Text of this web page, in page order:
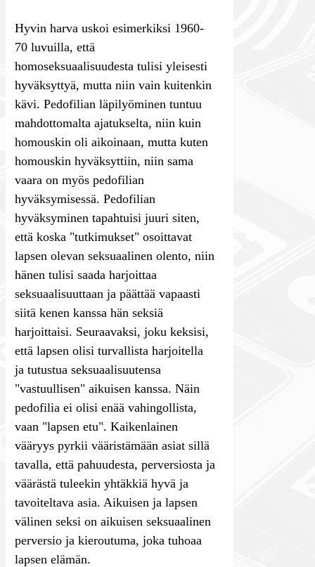
Hyvin harva uskoi esimerkiksi 1960-
70 luvuilla, että
homoseksuaalisuudesta tulisi yleisesti
hyväksyttyä, mutta niin vain kuitenkin
kävi. Pedofilian läpilyöminen tuntuu
mahdottomalta ajatukselta, niin kuin
homouskin oli aikoinaan, mutta kuten
homouskin hyväksyttiin, niin sama
vaara on myös pedofilian
hyväksymisessä. Pedofilian
hyväksyminen tapahtuisi juuri siten,
että koska "tutkimukset" osoittavat
lapsen olevan seksuaalinen olento, niin
hänen tulisi saada harjoittaa
seksuaalisuuttaan ja päättää vapaasti
siitä kenen kanssa hän seksiä
harjoittaisi. Seuraavaksi, joku keksisi,
että lapsen olisi turvallista harjoitella
ja tutustua seksuaalisuutensa
"vastuullisen" aikuisen kanssa. Näin
pedofilia ei olisi enää vahingollista,
vaan "lapsen etu". Kaikenlainen
vääryys pyrkii vääristämään asiat sillä
tavalla, että pahuudesta, perversiosta ja
väärästä tuleekin yhtäkkiä hyvä ja
tavoiteltava asia. Aikuisen ja lapsen
välinen seksi on aikuisen seksuaalinen
perversio ja kieroutuma, joka tuhoaa
lapsen elämän.